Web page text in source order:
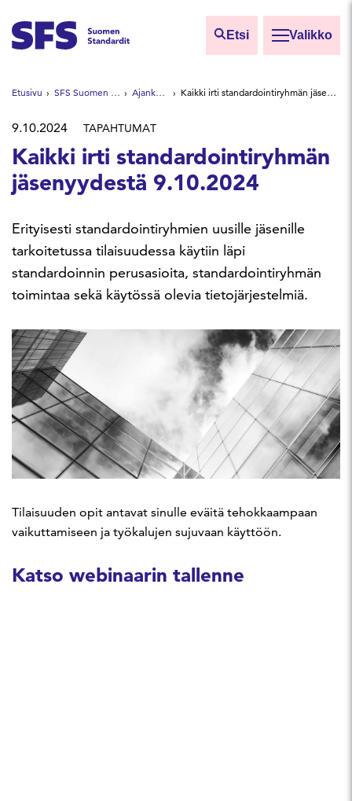
Etsi Valikko
Etsi sivuilta
Hae hakutermillä
Etusivu SFS Suomen Standardit Ajankohtaista Kaikki irti standardointiryhmän jäsenyydestä 9.10.2024
9.10.2024 TAPAHTUMAT
Kaikki irti standardointiryhmän
jäsenyydestä 9.10.2024
Erityisesti standardointiryhmien uusille jäsenille
tarkoitetussa tilaisuudessa käytiin läpi
standardoinnin perusasioita, standardointiryhmän
toimintaa sekä käytössä olevia tietojärjestelmiä.
Tilaisuuden opit antavat sinulle eväitä tehokkaampaan
vaikuttamiseen ja työkalujen sujuvaan käyttöön.
Katso webinaarin tallenne